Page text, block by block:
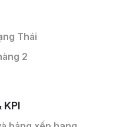
Thái
2
KPI